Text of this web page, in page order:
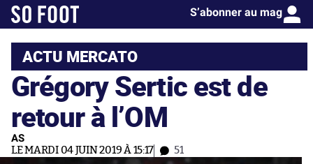
S’abonner au mag
ACTU MERCATO
Grégory Sertic est de
retour à l’OM
AS
LE MARDI 04 JUIN 2019 À 15:17 51